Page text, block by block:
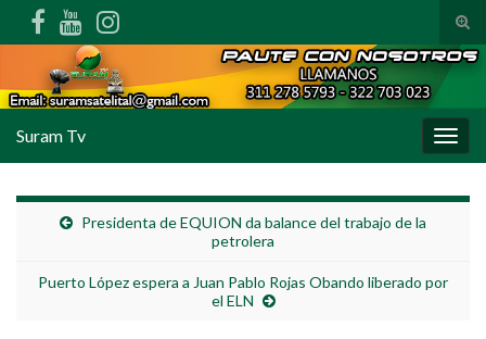
Suram Tv
Presidenta de EQUION da balance del trabajo de la
petrolera
Puerto López espera a Juan Pablo Rojas Obando liberado por
el ELN